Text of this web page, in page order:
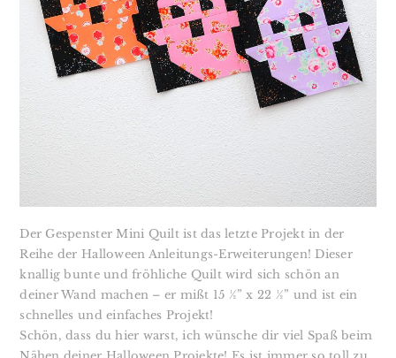
Der Gespenster Mini Quilt ist das letzte Projekt in der
Reihe der Halloween Anleitungs-Erweiterungen! Dieser
knallig bunte und fröhliche Quilt wird sich schön an
deiner Wand machen – er mißt 15 ½” x 22 ½” und ist ein
schnelles und einfaches Projekt!
Schön, dass du hier warst, ich wünsche dir viel Spaß beim